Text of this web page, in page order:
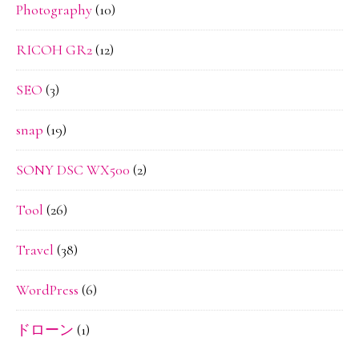
Photography(10)
RICOH GR2(12)
SEO (3)
snap (19)
SONY DSC WX500 (2)
Tool (26)
Travel (38)
WordPress (6)
ドローン (1)